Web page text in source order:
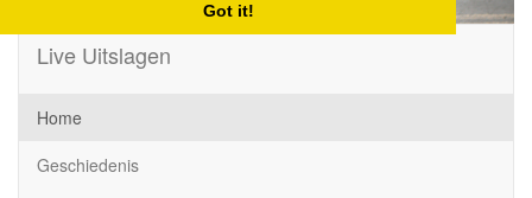
Got it!
Live Uitslagen
Home
Geschiedenis